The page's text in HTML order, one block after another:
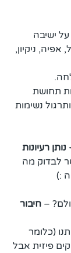
ישיבה
אפיה, ניקיון,
תחושת
נשימות
רעיונות
לבדוק מה
:)
– חיבור
(כלומר
פיזית אבל